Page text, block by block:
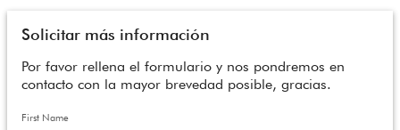
Solicitar más información
Por favor rellena el formulario y nos pondremos en
contacto con la mayor brevedad posible, gracias.
First Name